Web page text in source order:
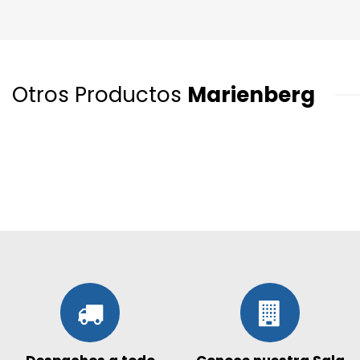
Otros Productos Marienberg